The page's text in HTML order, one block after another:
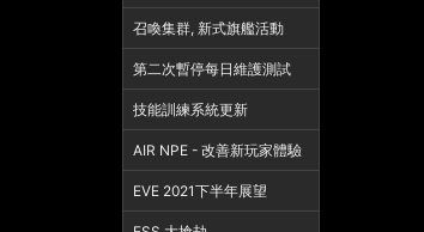
召喚集群, 新式旗艦活動
第二次暫停每日維護測試
技能訓練系統更新
AIR NPE - 改善新玩家體驗
EVE 2021下半年展望